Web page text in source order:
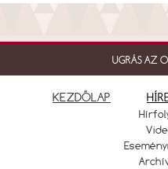
UGRÁS AZ
KEZDŐLAP